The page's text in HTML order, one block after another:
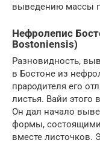
выведению массы
Нефролепис
Bostoniensis)
Разновидность,
в Бостоне из
прародителя его
листья. Вайи этого
Он дал начало
формы, состоящими
вместе листочков.